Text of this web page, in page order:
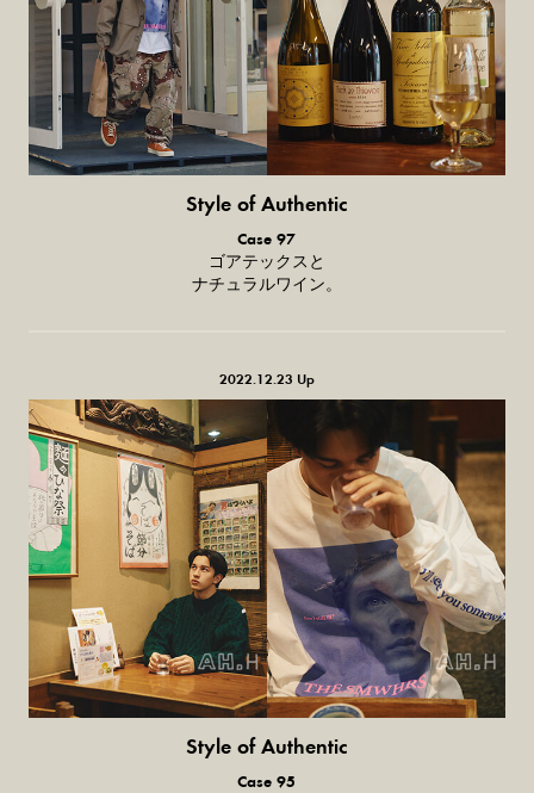
Style of Authentic
普通の服、
普通のスタイル。
Case 97
ゴアテックスと
ナチュラルワイン。
2022.12.23 Up
Style of Authentic
普通の服、
Case 95